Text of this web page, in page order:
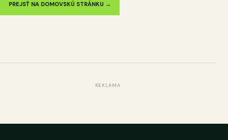
PREJSŤ NA DOMOVSKÚ STRÁNKU →
REKLAMA